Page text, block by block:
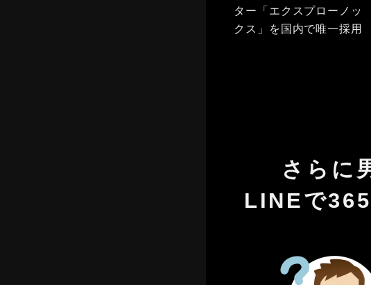
ター「エクスプローノッ
クス」を国内で唯一採用
さらに
LINEで365